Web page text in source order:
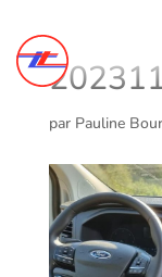
par Pauline